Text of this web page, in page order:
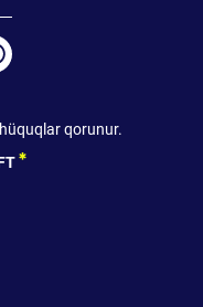
qorunur.